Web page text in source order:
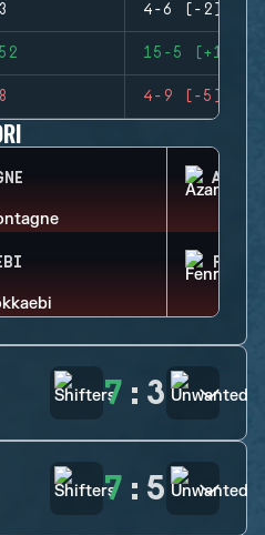
4-6 (-2)
15-5 (+10)
4-9 (-5)
AZAMI
7 : 3
7 : 5